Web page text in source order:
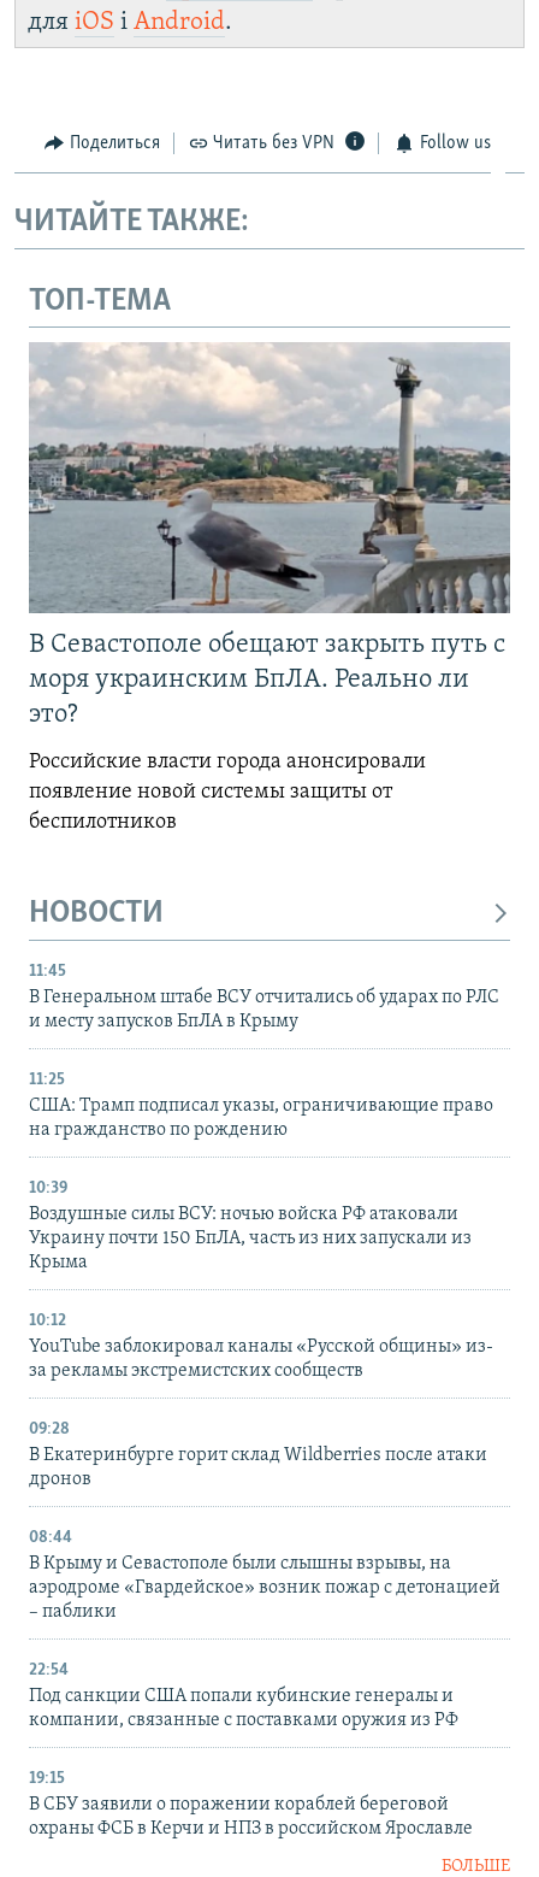
для iOS і Android.
Поделиться Читать без VPN Follow us
ЧИТАЙТЕ ТАКЖЕ:
ТОП-ТЕМА
В Севастополе обещают закрыть путь с
моря украинским БпЛА. Реально ли
это?
Российские власти города анонсировали
появление новой системы защиты от
беспилотников
НОВОСТИ
11:45
В Генеральном штабе ВСУ отчитались об ударах по РЛС
и месту запусков БпЛА в Крыму
11:25
США: Трамп подписал указы, ограничивающие право
на гражданство по рождению
10:39
Воздушные силы ВСУ: ночью войска РФ атаковали
Украину почти 150 БпЛА, часть из них запускали из
Крыма
10:12
YouTube заблокировал каналы «Русской общины» из-
за рекламы экстремистских сообществ
09:28
В Екатеринбурге горит склад Wildberries после атаки
дронов
08:44
В Крыму и Севастополе были слышны взрывы, на
аэродроме «Гвардейское» возник пожар с детонацией
– паблики
22:54
Под санкции США попали кубинские генералы и
компании, связанные с поставками оружия из РФ
19:15
В СБУ заявили о поражении кораблей береговой
охраны ФСБ в Керчи и НПЗ в российском Ярославле
БОЛЬШЕ